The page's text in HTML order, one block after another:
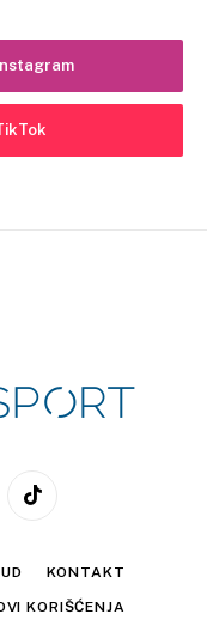
TikTok
KONTAKT
KORIŠĆENJA